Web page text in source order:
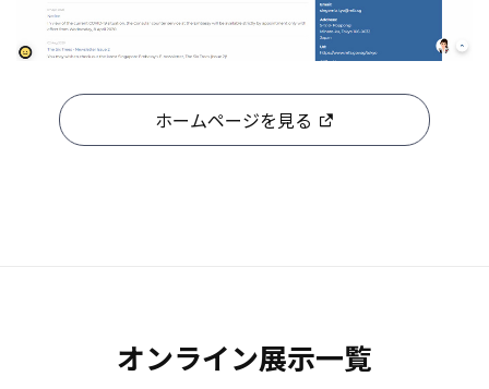
ホームページを見る
オンライン展示一覧